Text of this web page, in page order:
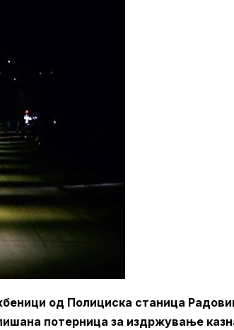
од Полициска станица
потерница за издржување